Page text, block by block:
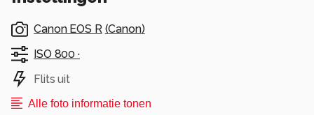
Canon EOS R (Canon)
ISO 800 ·
Flits uit
Alle foto informatie tonen